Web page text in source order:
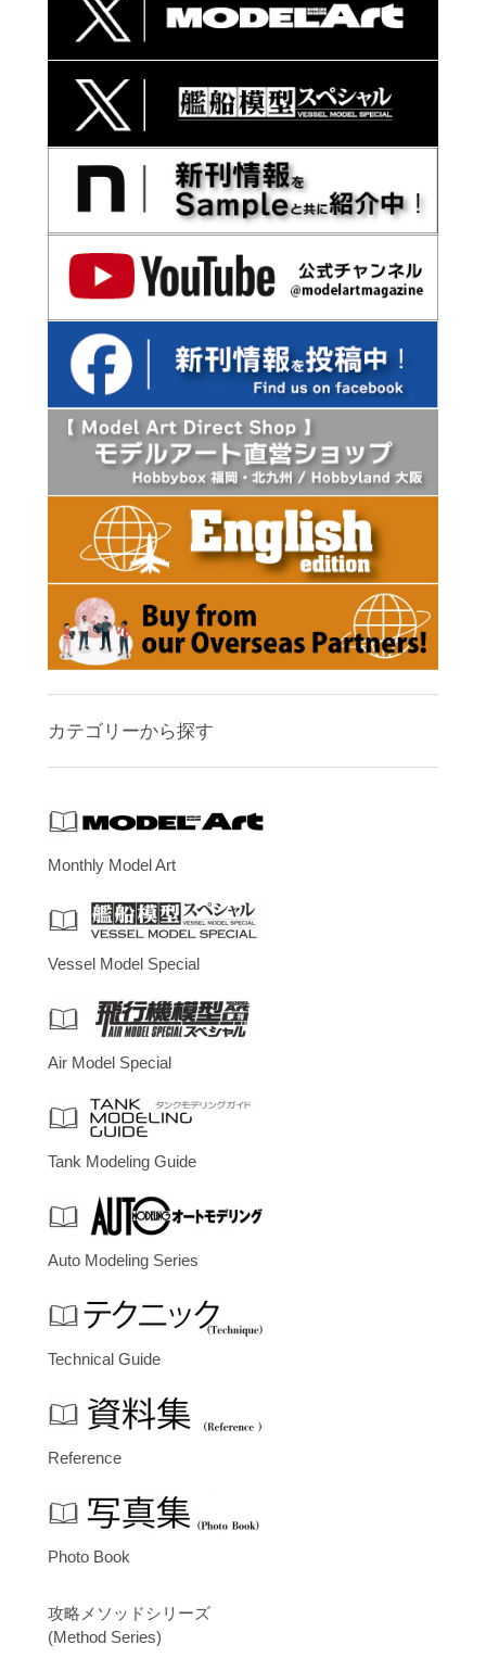
カテゴリーから探す
Monthly Model Art
Vessel Model Special
Air Model Special
Tank Modeling Guide
Auto Modeling Series
Technical Guide
Reference
Photo Book
攻略メソッドシリーズ
(Method Series)